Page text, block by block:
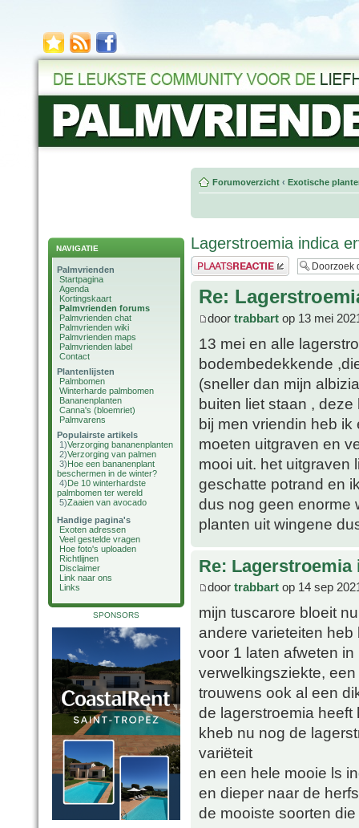
NAVIGATIE
Palmvrienden
Startpagina
Agenda
Kortingskaart
Palmvrienden forums
Palmvrienden chat
Palmvrienden wiki
Palmvrienden maps
Palmvrienden label
Contact
Plantenlijsten
Palmbomen
Winterharde palmbomen
Bananenplanten
Canna's (bloemriet)
Palmvarens
Populairste artikels
1)Verzorging bananenplanten
2)Verzorging van palmen
3)Hoe een bananenplant
beschermen in de winter?
4)De 10 winterhardste
palmbomen ter wereld
5)Zaaien van avocado
Handige pagina's
Exoten adressen
Veel gestelde vragen
Hoe foto's uploaden
Richtlijnen
Disclaimer
Link naar ons
Links
SPONSORS
Forumoverzicht ‹ Exotische
Lagerstroemia indica
Plaats een reactie
Re:
door trabbart op 13 mei
13 mei en alle
bodembedekkende
(sneller dan mijn
buiten liet staan ,
bij men vriendin heb
moeten uitgraven en
mooi uit. het uitgraven
geschatte potrand en
dus nog geen enorme
planten uit wingene
Re:
door trabbart op 14 sep
mijn tuscarore bloeit
andere varieteiten
voor 1 laten afweten
verwelkingsziekte,
trouwens ook al een
de lagerstroemia heeft
kheb nu nog de
variëteit
en een hele mooie ls
en dieper naar de
de mooiste soorten